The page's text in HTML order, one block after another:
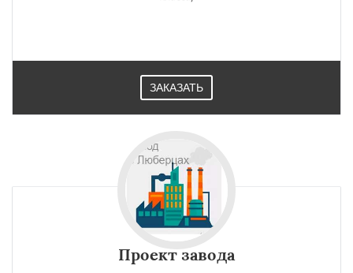
ЗАКАЗАТЬ
Проект завода